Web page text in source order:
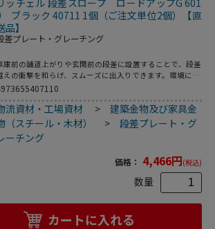
ブラック 40711 1個（ご注文単位2個）【直
品】
差プレート・グレーチング
庫前の舗道上がりや玄関前の段差に設置することで、段差
えの衝撃を和らげ、スムーズに出入りできます。環境に配
し、再生ゴムを使用しています。ゴム製だから、車輌など
グリップ力があるので、雨の日でも滑りにくい、重みがあ
、雨水などに流されにくいなどの利点があります。連結が
能でボルトで固定できます。●付属品：ボルト・ナット各
コ／ワッシャー2コ●製品重量：7．5kg
流資材・工場資材 >建築金物及び家具金
（スチール・木材）
>段差プレート・グ
ーチング
価格： 4,466円(税込)
数量
カートに入れる